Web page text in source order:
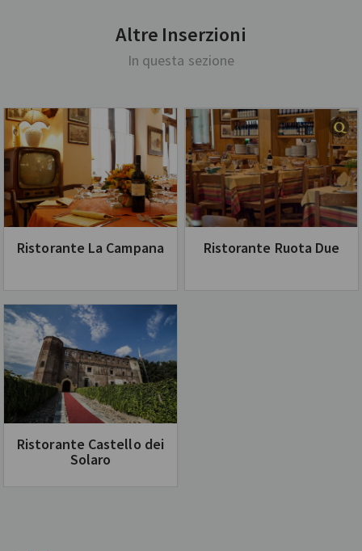
Altre Inserzioni
In questa sezione
Ristorante La Campana Ristorante Ruota Due
Ristorante Castello dei
Solaro